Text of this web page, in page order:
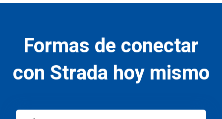
Formas de conectar
con Strada hoy mismo